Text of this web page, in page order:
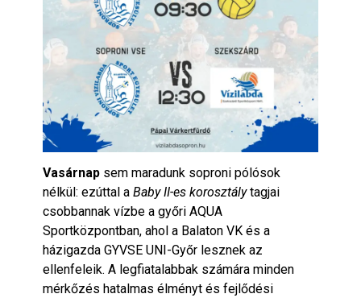
Vasárnapsem maradunk soproni pólósok
nélkül: ezúttal a Baby II-es korosztálytagjai
csobbannak vízbe a győri AQUA
Sportközpontban, ahol a Balaton VK és a
házigazda GYVSE UNI-Győr lesznek az
ellenfeleik. A legfiatalabbak számára minden
mérkőzés hatalmas élményt és fejlődési